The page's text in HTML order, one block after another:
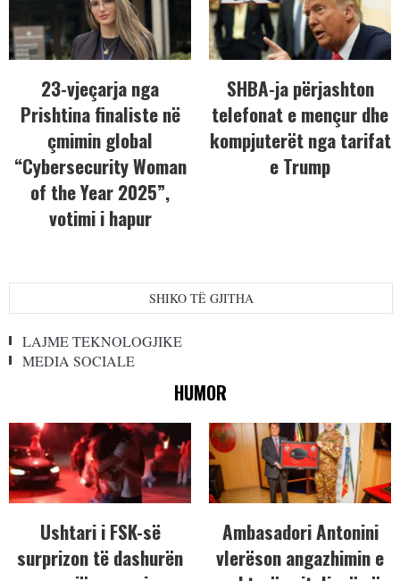
23-vjeçarja nga
Prishtina finaliste në
çmimin global
“Cybersecurity Woman
of the Year 2025”,
votimi i hapur
SHBA-ja përjashton
telefonat e mençur dhe
kompjuterët nga tarifat
e Trump
SHIKO TË GJITHA
LAJME TEKNOLOGJIKE
MEDIA SOCIALE
HUMOR
Ushtari i FSK-së
surprizon të dashurën
Ambasadori Antonini
vlerëson angazhimin e